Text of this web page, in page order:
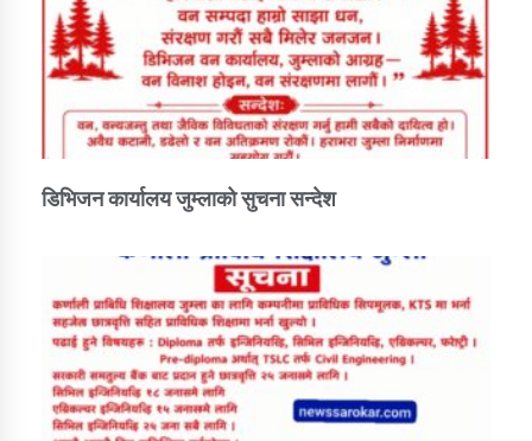
डिभिजन कार्यालय जुम्लाको सुचना सन्देश